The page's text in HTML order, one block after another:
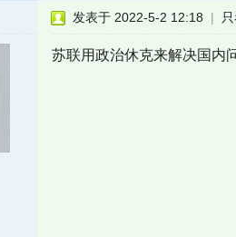
发表于 2022-5-2 12:18 |
苏联用政治休克来解决国内